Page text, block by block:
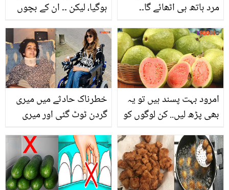
ہوگیا، لیکن ۔۔ ان کے بچوں
کوئی بھی زندہ نہ بچ سکا؟
دُکھی ماں کی کہانی
مرد ہاتھ ہی اٹھائے گا۔۔
بیان صارفین کو بھڑکا گیا
خطرناک حادثے میں میری
گردن ٹوٹ گئی اور میری
۔۔ معذورلڑکی کی درد ناک
کہانی جو آپ کو بھی
آبدیدہ کر دے گی
امرود بہت پسند ہیں تو یہ
بھی پڑھ لیں.. کن لوگوں کو
جانیے